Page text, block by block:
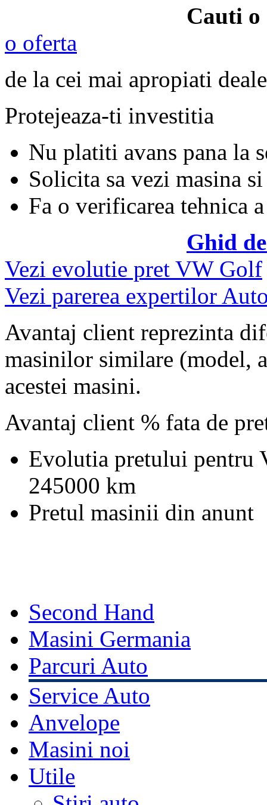
Cauti o
o oferta
de la cei mai apropiati
Protejeaza-ti investitia
Nu platiti avans pana la
Solicita sa vezi masina si
Fa o verificarea tehnica
Ghid
Vezi evolutie pret VW Golf
Vezi parerea expertilor
Avantaj client reprezinta
masinilor similare (model,
acestei masini.
Avantaj client % fata de
Evolutia pretului pentru
245000 km
Pretul masinii din anunt
Second Hand
Masini Germania
Parcuri Auto
Service Auto
Anvelope
Masini noi
Utile